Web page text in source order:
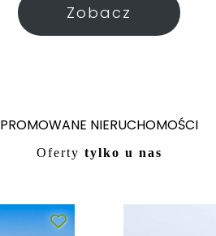
Zobacz
PROMOWANE NIERUCHOMOŚCI
Oferty tylko u nas